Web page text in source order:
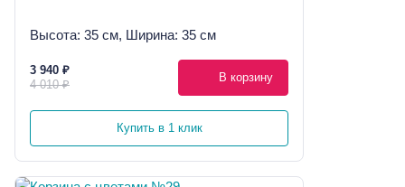
Высота: 35 см, Ширина: 35 см
3 940 ₽
4 010 ₽
В корзину
Купить в 1 клик